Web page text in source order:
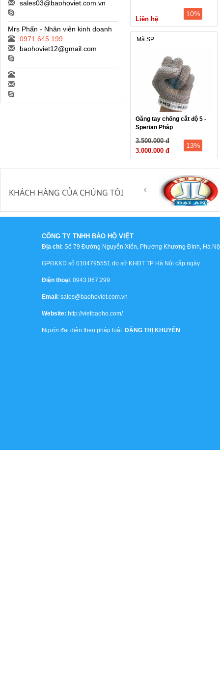
sales03@baohoviet.com.vn
Mrs Phấn - Nhân viên kinh doanh
0971.645.199
baohoviet12@gmail.com
Liên hệ
10%
Mã SP:
Găng tay chống cắt độ 5 -
Sperian Pháp
3.500.000 đ
3.000.000 đ
13%
KHÁCH HÀNG CỦA CHÚNG TÔI
CÔNG TY TNHH BẢO HỘ VIỆT
Địa chỉ: Số 79 Đường Nguyễn Xiển, Phường Khương Đình, Hà
GPĐKKD số 0104795551 do sở KHĐT TP Hà Nội cấp ngày
Điện thoại: 0943.067.299
Email : sales@baohoviet.com.vn
Website: http://vietbaoho.com/
Người đại diện theo pháp luật: ĐẶNG THỊ KHUYÊN